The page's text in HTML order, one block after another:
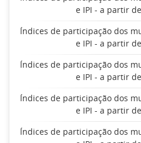
e IPI - a partir
Índices de participação dos
e IPI - a partir
Índices de participação dos
e IPI - a partir
Índices de participação dos
e IPI - a partir
Índices de participação dos